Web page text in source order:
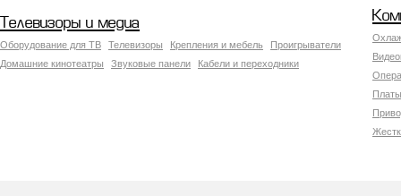
Телевизоры и медиа
Оборудование для ТВ Телевизоры Крепления и мебель
Проигрыватели
Домашние кинотеатры
Звуковые панели Кабели и переходники